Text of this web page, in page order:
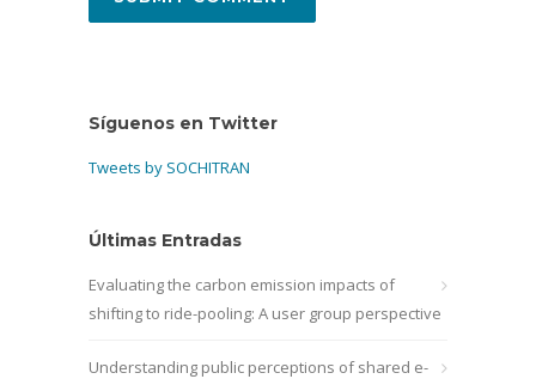
Síguenos en Twitter
Tweets by SOCHITRAN
Últimas Entradas
Evaluating the carbon emission impacts of
shifting to ride-pooling: A user group perspective
Understanding public perceptions of shared e-